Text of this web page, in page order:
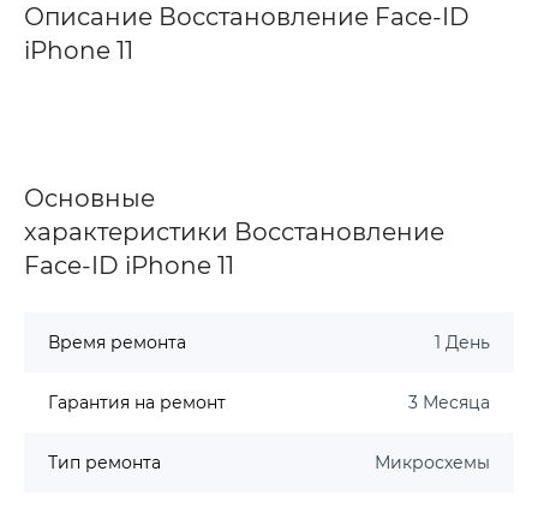
Описание Восстановление Face-ID
iPhone 11
Основные
характеристики Восстановление
Face-ID iPhone 11
Время ремонта 1 День
Гарантия на ремонт 3 Месяца
Тип ремонта Микросхемы